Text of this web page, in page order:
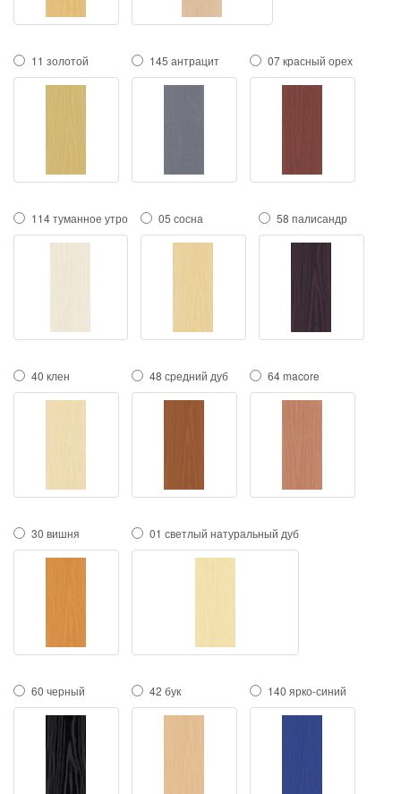
11 золотой 145 антрацит 07 красный орех
114 туманное утро 05 сосна 58 палисандр
40 клен 48 средний дуб 64 macore
30 вишня 01 светлый натуральный дуб
60 черный 42 бук 140 ярко-синий